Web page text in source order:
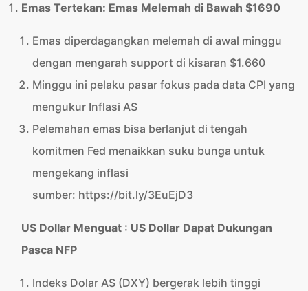
Emas Tertekan: Emas Melemah di Bawah $1690
Emas diperdagangkan melemah di awal minggu
dengan mengarah support di kisaran $1.660
Minggu ini pelaku pasar fokus pada data CPI yang
mengukur Inflasi AS
Pelemahan emas bisa berlanjut di tengah
komitmen Fed menaikkan suku bunga untuk
mengekang inflasi
sumber: https://bit.ly/3EuEjD3
US Dollar Menguat : US Dollar Dapat Dukungan
Pasca NFP
Indeks Dolar AS (DXY) bergerak lebih tinggi